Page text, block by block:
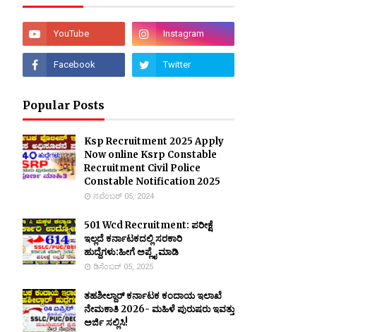
Popular Posts
Ksp Recruitment 2025 Apply
Now online Ksrp Constable
Recruitment Civil Police
Constable Notification 2025
ನವೆಂಬರ್ 05, 2024
501 Wcd Recruitment: ಪರೀಕ್ಷೆ
ಇಲ್ಲದೆ ಕರ್ನಾಟಕದಲ್ಲಿ ಸರಕಾರಿ
ಹುದ್ದೆಗಳು:ಹೀಗೆ ಅಪ್ಲೈ ಮಾಡಿ
ಡಿಸೆಂಬರ್ 05, 2025
ತಹಶೀಲ್ದಾರ್ ಕರ್ನಾಟಕ ಕಂದಾಯ ಇಲಾಖೆ
ನೇಮಕಾತಿ 2026- ಮಹಿಳೆ ಪುರುಷರು ಇವತ್ತು
ಅರ್ಜಿ ಸಲ್ಲಿಸಿ!